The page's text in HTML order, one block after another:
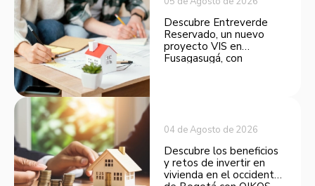
Descubre Entreverde
Reservado, un nuevo
proyecto VIS en
Fusagasugá, con
04 de Agosto de 2026
Descubre los beneficios
y retos de invertir en
vivienda en el occidente